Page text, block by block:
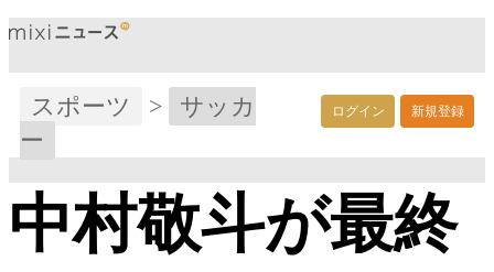
ログイン 新規登録
スポーツ >
サッカ
ー
中村敬斗が最終